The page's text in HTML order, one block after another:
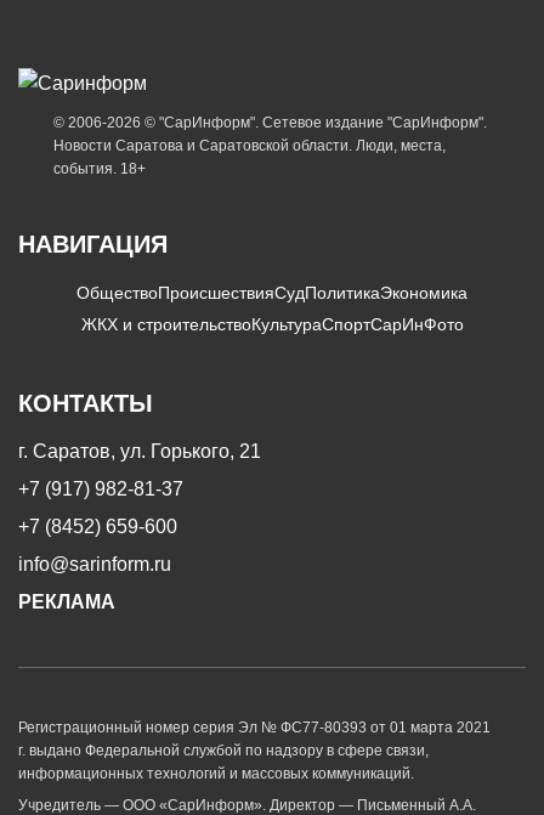
© 2006-2026 © "СарИнформ". Сетевое издание "СарИнформ".
Новости Саратова и Саратовской области. Люди, места,
события. 18+
НАВИГАЦИЯ
ОбществоПроисшествияСудПолитикаЭкономика
ЖКХ и строительствоКультураСпортСарИнФото
КОНТАКТЫ
г. Саратов, ул. Горького, 21
+7 (917) 982-81-37
+7 (8452) 659-600
info@sarinform.ru
РЕКЛАМА
Регистрационный номер серия Эл № ФС77-80393 от 01 марта 2021
г. выдано Федеральной службой по надзору в сфере связи,
информационных технологий и массовых коммуникаций.
Учредитель — ООО «СарИнформ». Директор — Письменный А.А.